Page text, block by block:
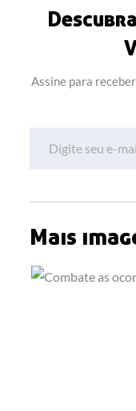
Assine para
Mais